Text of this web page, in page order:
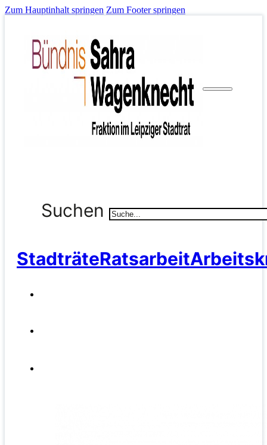
Zum Hauptinhalt springen Zum Footer springen
Suchen
StadträteRatsarbeit